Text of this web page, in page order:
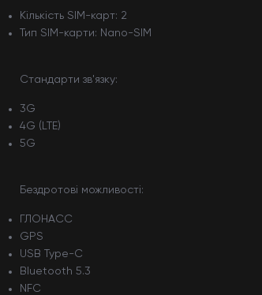
Кількість SIM-карт: 2
Тип SIM-карти: Nano-SIM
Стандарти зв'язку:
3G
4G (LTE)
5G
Бездротові можливості:
ГЛОНАСС
GPS
USB Type-C
Bluetooth 5.3
NFC